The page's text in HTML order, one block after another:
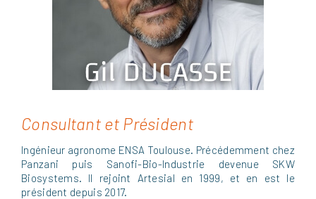
Consultant et Président
Ingénieur agronome ENSA Toulouse. Précédemment chez
Panzani puis Sanofi-Bio-Industrie devenue SKW
Biosystems. Il rejoint Artesial en 1999, et en est le
président depuis 2017.